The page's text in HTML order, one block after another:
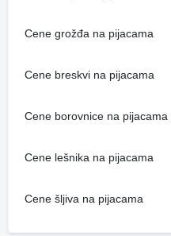
Cene grožđa na pijacama
Cene breskvi na pijacama
Cene borovnice na pijacama
Cene lešnika na pijacama
Cene šljiva na pijacama